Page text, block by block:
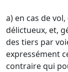
a) en cas de
délictueux, et,
des tiers par
expressément
contraire qui